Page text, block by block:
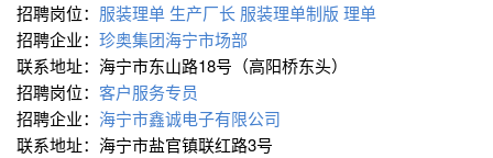
招聘岗位： 服装理单 生产厂长 服装理单制版 理单
招聘企业： 珍奥集团海宁市场部
联系地址：海宁市东山路18号（高阳桥东头）
招聘岗位： 客户服务专员
招聘企业： 海宁市鑫诚电子有限公司
联系地址：海宁市盐官镇联红路3号